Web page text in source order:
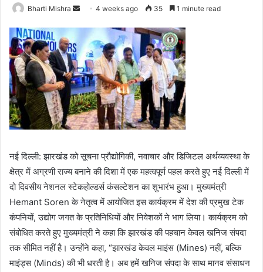
Bharti Mishra
Send
email
4 weeks ago 35 1 minute read
नई दिल्ली: झारखंड को सूचना प्रौद्योगिकी, नवाचार और डिजिटल अर्थव्यवस्था के
क्षेत्र में अग्रणी राज्य बनाने की दिशा में एक महत्वपूर्ण पहल करते हुए नई दिल्ली में
दो दिवसीय नेशनल स्टेकहोल्डर्स कंसल्टेशन का शुभारंभ हुआ। मुख्यमंत्री
Hemant Soren के नेतृत्व में आयोजित इस कार्यक्रम में देश की प्रमुख टेक
कंपनियों, उद्योग जगत के प्रतिनिधियों और निवेशकों ने भाग लिया। कार्यक्रम को
संबोधित करते हुए मुख्यमंत्री ने कहा कि झारखंड की पहचान केवल खनिज संपदा
तक सीमित नहीं है। उन्होंने कहा, “झारखंड केवल माइंस (Mines) नहीं, बल्कि
माइंड्स (Minds) की भी धरती है। अब हमें खनिज संपदा के साथ मानव संसाधन